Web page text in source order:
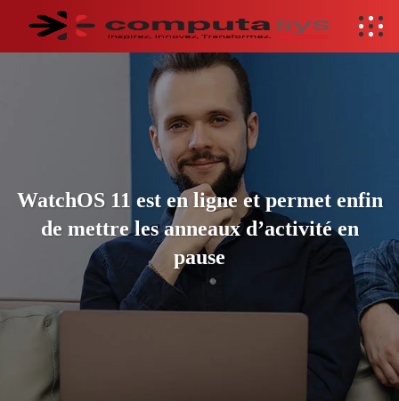
WatchOS 11 est en ligne et permet enfin
de mettre les anneaux d’activité en
pause